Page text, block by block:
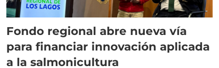
Fondo regional abre nueva vía
para financiar innovación aplicada
a la salmonicultura